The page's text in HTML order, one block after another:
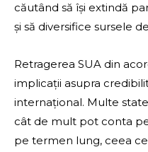
căutând să își extindă
și să diversifice sursele
Retragerea SUA din
implicații asupra
internațional. Multe
cât de mult pot conta
pe termen lung, ceea